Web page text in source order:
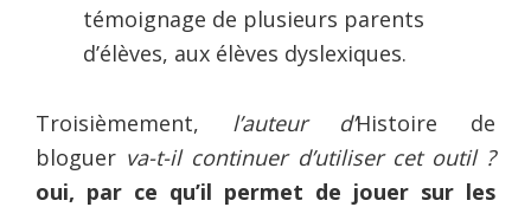
témoignage de plusieurs parents
d’élèves, aux élèves dyslexiques.
Troisièmement, l’auteur d’Histoire de
bloguer va-t-il continuer d’utiliser cet outil ?
oui, par ce qu’il permet de jouer sur les